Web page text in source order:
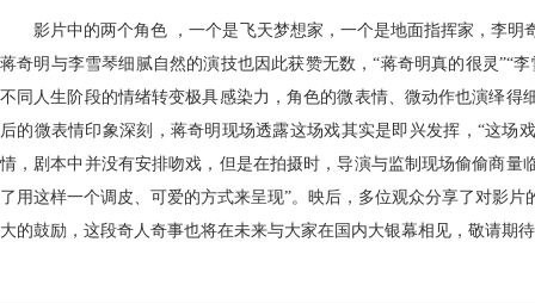
影片中的两个角色
，一个是飞天梦想家，一个是地面指挥家，李
蒋奇明与李雪琴细腻自然的演技也因此获赞无数，“蒋奇明真的很灵”“
不同人生阶段的情绪转变极具感染力，角色的微表情、微动作也演绎得
后的微表情印象深刻，蒋奇明现场透露这场戏其实是即兴发挥，“这场
情，剧本中并没有安排吻戏，但是在拍摄时，导演与监制现场偷偷商量
了用这样一个调皮、可爱的方式来呈现”。映后，多位观众分享了对影
大的鼓励，这段奇人奇事也将在未来与大家在国内大银幕相见，敬请期